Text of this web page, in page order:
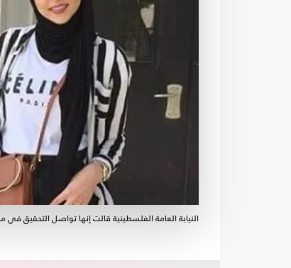
النيابة العامة الفلسطينية قالت إنها تواصل التحقيق